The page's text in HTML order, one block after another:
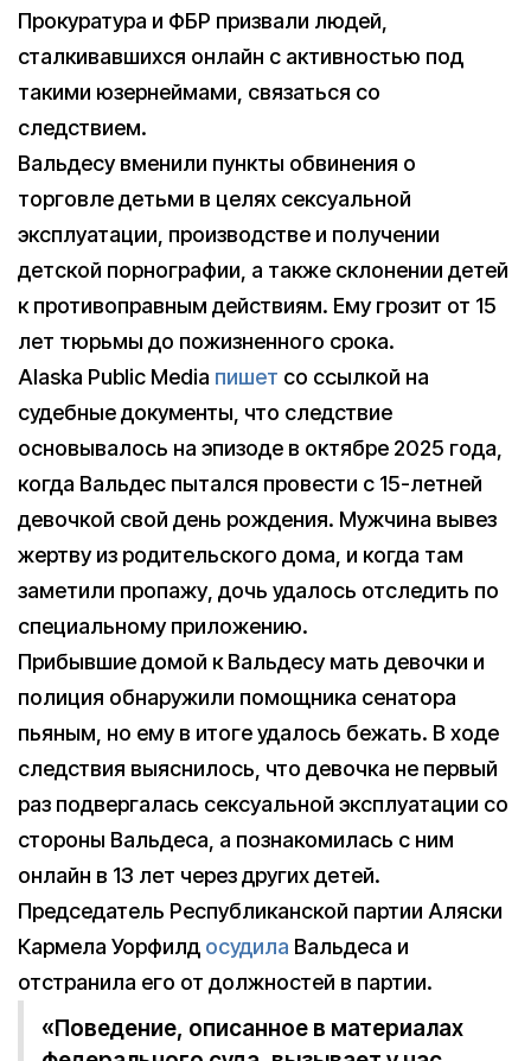
Прокуратура и ФБР призвали людей,
сталкивавшихся онлайн с активностью под
такими юзернеймами, связаться со
следствием.
Вальдесу вменили пункты обвинения о
торговле детьми в целях сексуальной
эксплуатации, производстве и получении
детской порнографии, а также склонении детей
к противоправным действиям. Ему грозит от 15
лет тюрьмы до пожизненного срока.
Alaska Public Media пишет со ссылкой на
судебные документы, что следствие
основывалось на эпизоде в октябре 2025 года,
когда Вальдес пытался провести с 15-летней
девочкой свой день рождения. Мужчина вывез
жертву из родительского дома, и когда там
заметили пропажу, дочь удалось отследить по
специальному приложению.
Прибывшие домой к Вальдесу мать девочки и
полиция обнаружили помощника сенатора
пьяным, но ему в итоге удалось бежать. В ходе
следствия выяснилось, что девочка не первый
раз подвергалась сексуальной эксплуатации со
стороны Вальдеса, а познакомилась с ним
онлайн в 13 лет через других детей.
Председатель Республиканской партии Аляски
Кармела Уорфилд осудила Вальдеса и
отстранила его от должностей в партии.
«Поведение, описанное в материалах